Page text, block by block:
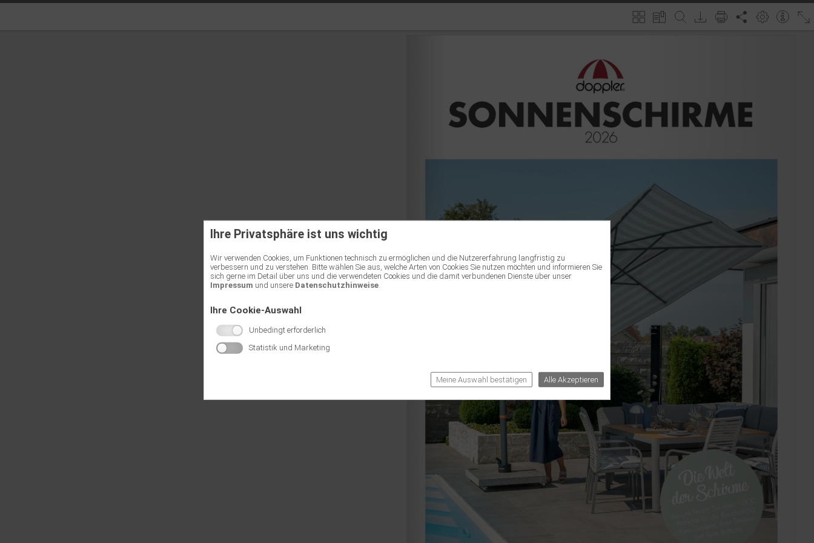
Ihre Privatsphäre ist uns wichtig
Wir verwenden Cookies, um Funktionen technisch zu ermöglichen und die Nutzererfahrung langfristig zu
verbessern und zu verstehen. Bitte wählen Sie aus, welche Arten von Cookies Sie nutzen möchten und informieren Sie
sich gerne im Detail über uns und die verwendeten Cookies und die damit verbundenen Dienste über unser
Impressum und unsere Datenschutzhinweise
Ihre Cookie-Auswahl
Unbedingt erforderlich
Statistik und Marketing
Meine Auswahl bestätigen Alle Akzeptieren